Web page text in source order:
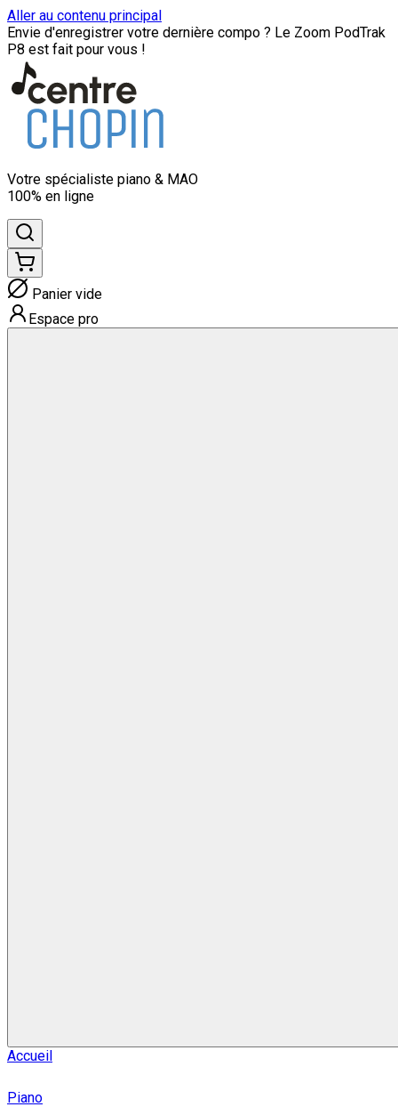
Aller au contenu principal
Envie d'enregistrer votre dernière compo ? Le Zoom PodTrak
P8 est fait pour vous !
Votre spécialiste piano & MAO
100% en ligne
Panier vide
Espace pro
Accueil
Piano